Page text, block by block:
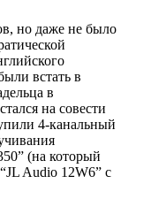
но даже не было
встать в
в
на совести
4-канальный
(на который
Audio 12W6” с